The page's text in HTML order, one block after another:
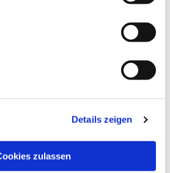
Details zeigen
zulassen